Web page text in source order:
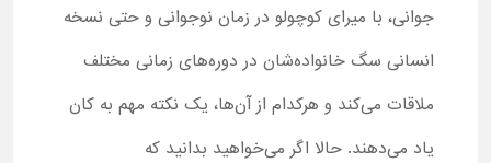
جوانی، با میرای کوچولو در زمان نوجوانی و حتی نسخه
انسانی سگ خانواده‌شان در دوره‌های زمانی مختلف
ملاقات می‌کند و هرکدام از آن‌ها، یک نکته مهم به کان
یاد می‌دهند. حالا اگر می‌خواهید بدانید که